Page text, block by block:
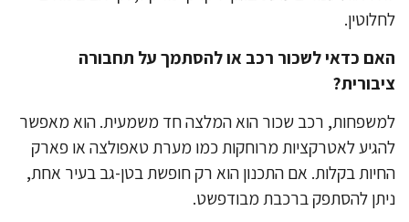
כדאי לשכור רכב או להסתמך על תחבורה
רכב שכור הוא המלצה חד משמעית. הוא מאפשר
לאטרקציות מרוחקות כמו מערת טאפולצה או פארק
בקלות. אם התכנון הוא רק חופשת בטן-גב בעיר אחת,
להסתפק ברכבת מבודפשט.